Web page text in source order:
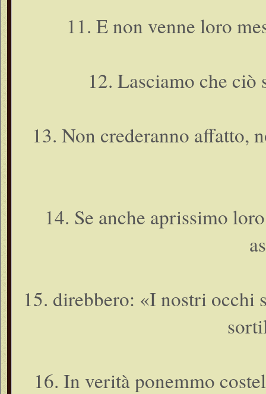
11. E non venne loro
12. Lasciamo che
13. Non crederanno affatto,
14. Se anche aprissimo
15. direbbero: «I nostri occhi
16. In verità ponemmo